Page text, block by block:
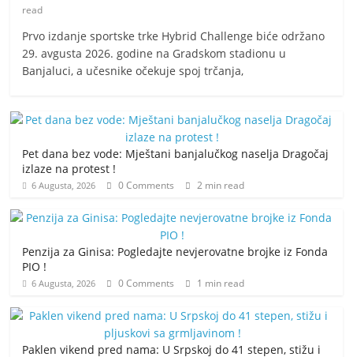
read
Prvo izdanje sportske trke Hybrid Challenge biće održano
29. avgusta 2026. godine na Gradskom stadionu u
Banjaluci, a učesnike očekuje spoj trčanja,
Pet dana bez vode: Mještani banjalučkog naselja Dragočaj
izlaze na protest !
6 Augusta, 2026 0 Comments 2 min read
Penzija za Ginisa: Pogledajte nevjerovatne brojke iz Fonda
PIO !
6 Augusta, 2026 0 Comments 1 min read
Paklen vikend pred nama: U Srpskoj do 41 stepen, stižu i